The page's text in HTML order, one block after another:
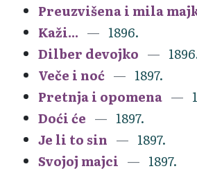
Preuzvišena i mila
Kaži...
1896.
Dilber devojko
Veče i noć
1897.
Pretnja i opomena
Doći će
1897.
Je li to sin
1897.
Svojoj majci
1897.